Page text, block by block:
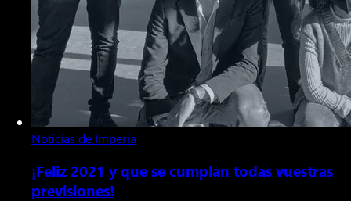
Noticias de Imperia
¡Feliz 2021 y que se cumplan todas vuestras
previsiones!